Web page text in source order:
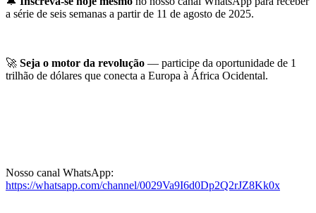
a série de seis semanas a partir de 11 de agosto de 2025.
🚀 Seja o motor da revolução — participe da oportunidade de 1
trilhão de dólares que conecta a Europa à África Ocidental.
Nosso canal WhatsApp:
https://whatsapp.com/channel/0029Va9I6d0Dp2Q2rJZ8Kk0x